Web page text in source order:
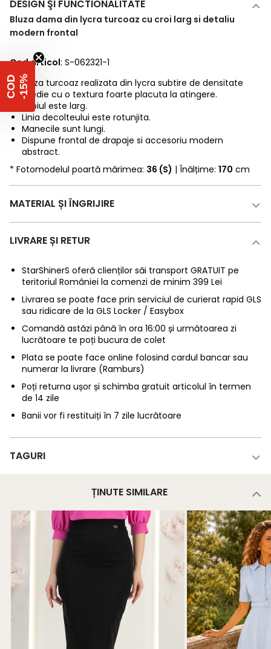
DESIGN ŞI FUNCTIONALITATE
Bluza dama din lycra turcoaz cu croi larg si detaliu
modern frontal
Cod articol: S-062321-1
Bluza turcoaz realizata din lycra subtire de densitate
medie cu o textura foarte placuta la atingere.
Croiul este larg.
Linia decolteului este rotunjita.
Manecile sunt lungi.
Dispune frontal de drapaje si accesoriu modern
abstract.
* Fotomodelul poartă mărimea: 36 (S) | Înălțime: 170 cm
MATERIAL ȘI ÎNGRIJIRE
LIVRARE ȘI RETUR
StarShinerS oferă clienților săi transport GRATUIT pe
teritoriul României la comenzi de minim 399 Lei
Livrarea se poate face prin serviciul de curierat rapid GLS
sau ridicare de la GLS Locker / Easybox
Comandă astăzi până în ora 16:00 și următoarea zi
lucrătoare te poți bucura de colet
Plata se poate face online folosind cardul bancar sau
numerar la livrare (Ramburs)
Poți returna ușor și schimba gratuit articolul în termen
de 14 zile
Banii vor fi restituiți în 7 zile lucrătoare
TAGURI
ȚINUTE SIMILARE
C
O
D
-
1
5 %